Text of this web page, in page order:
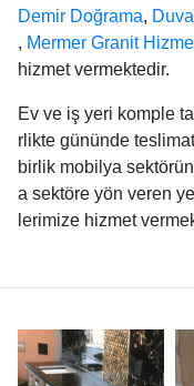
Demir Doğrama,
, Mermer Granit
hizmet vermektedir.
Ev ve iş yeri komple
rlikte gününde
birlik mobilya
a sektöre yön veren
lerimize hizmet